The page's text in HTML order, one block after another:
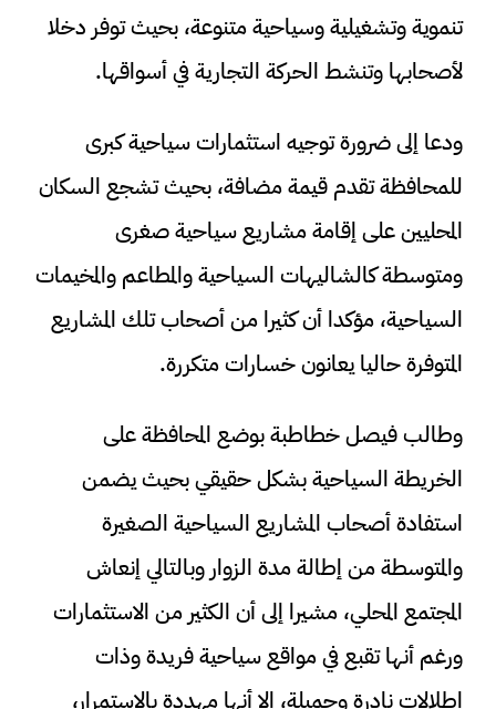
تنموية وتشغيلية وسياحية متنوعة، بحيث توفر دخلا
لأصحابها وتنشط الحركة التجارية في أسواقها.
ودعا إلى ضرورة توجيه استثمارات سياحية كبرى
للمحافظة تقدم قيمة مضافة، بحيث تشجع السكان
المحليين على إقامة مشاريع سياحية صغرى
ومتوسطة كالشاليهات السياحية والمطاعم والمخيمات
السياحية، مؤكدا أن كثيرا من أصحاب تلك المشاريع
المتوفرة حاليا يعانون خسارات متكررة.
وطالب فيصل خطاطبة بوضع المحافظة على
الخريطة السياحية بشكل حقيقي بحيث يضمن
استفادة أصحاب المشاريع السياحية الصغيرة
والمتوسطة من إطالة مدة الزوار وبالتالي إنعاش
المجتمع المحلي، مشيرا إلى أن الكثير من الاستثمارات
ورغم أنها تقبع في مواقع سياحية فريدة وذات
إطلالات نادرة وجميلة، إلا أنها مهددة بالاستمرار،